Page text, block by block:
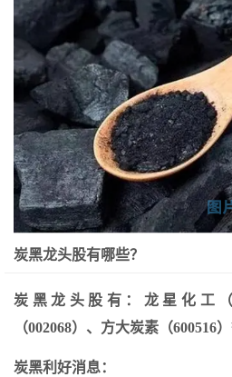
炭黑龙头股有哪些？
炭黑龙头股有：龙星化工
（002068）、方大炭素（600516）
炭黑利好消息：